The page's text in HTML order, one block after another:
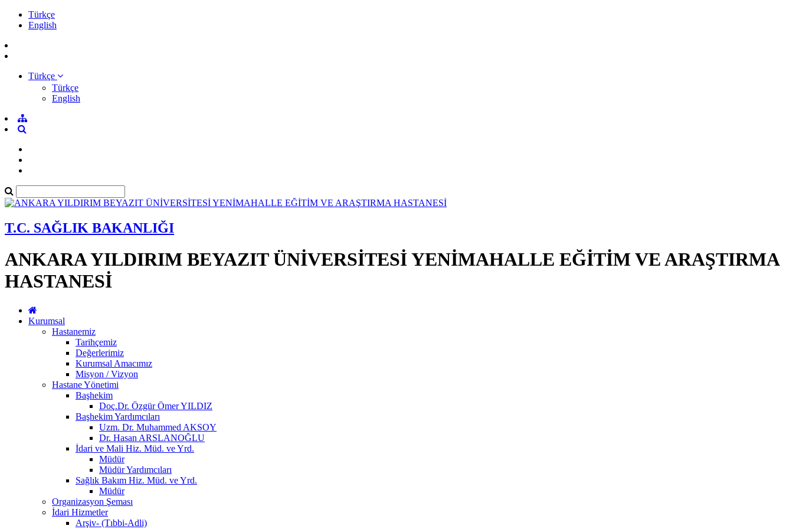
Türkçe
English
Türkçe
Türkçe
English
T.C. SAĞLIK BAKANLIĞI
ANKARA YILDIRIM BEYAZIT ÜNİVERSİTESİ YENİMAHALLE EĞİTİM VE ARAŞTIRMA
HASTANESİ
Kurumsal
Hastanemiz
Tarihçemiz
Değerlerimiz
Kurumsal Amacımız
Misyon / Vizyon
Hastane Yönetimi
Başhekim
Doç.Dr. Özgür Ömer YILDIZ
Başhekim Yardımcıları
Uzm. Dr. Muhammed AKSOY
Dr. Hasan ARSLANOĞLU
İdari ve Mali Hiz. Müd. ve Yrd.
Müdür
Müdür Yardımcıları
Sağlık Bakım Hiz. Müd. ve Yrd.
Müdür
Organizasyon Şeması
İdari Hizmetler
Arşiv- (Tıbbi-Adli)